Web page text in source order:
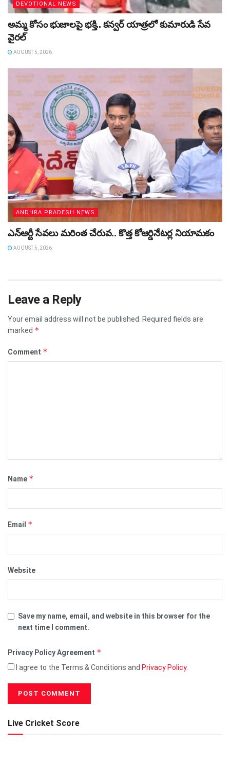
DEVOTIONAL NEWS
అమ్మ కోసం భుజాలపై భక్తి.. కన్వర్‌ యాత్రలో కుమారుడి సేవ
వైరల్
AUGUST 5, 2026
ANDHRA PRADESH NEWS
ఎన్ఆర్టీ సేవలు మరింత చేరువ.. కొత్త కోఆర్డినేటర్ల నియామకం
AUGUST 5, 2026
Leave a Reply
Your email address will not be published.
Required fields are
marked *
Comment *
Name *
Email *
Website
Save my name, email, and website in this browser for the
next time I comment.
Privacy Policy Agreement *
I agree to the Terms & Conditions and Privacy Policy.
Live Cricket Score